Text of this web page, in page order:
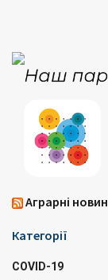
Аграрні
Категорії
COVID-19